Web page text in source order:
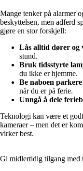
Mange tenker på alarmer
beskyttelsen, men adferd
gjøre en stor forskjell:
Lås alltid dører og
stund.
Bruk tidsstyrte
du ikke er hjemme.
Be naboen
når du er på ferie.
Unngå å dele
Teknologi kan være et
kameraer – men det er
virker best.
Gi midlertidig tilgang med